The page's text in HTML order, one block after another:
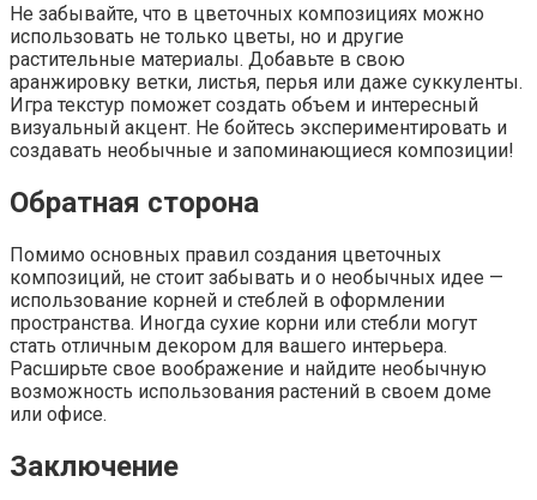
Не забывайте, что в цветочных композициях можно
использовать не только цветы, но и другие
растительные материалы. Добавьте в свою
аранжировку ветки, листья, перья или даже суккуленты.
Игра текстур поможет создать объем и интересный
визуальный акцент. Не бойтесь экспериментировать и
создавать необычные и запоминающиеся композиции!
Обратная сторона
Помимо основных правил создания цветочных
композиций, не стоит забывать и о необычных идее —
использование корней и стеблей в оформлении
пространства. Иногда сухие корни или стебли могут
стать отличным декором для вашего интерьера.
Расширьте свое воображение и найдите необычную
возможность использования растений в своем доме
или офисе.
Заключение